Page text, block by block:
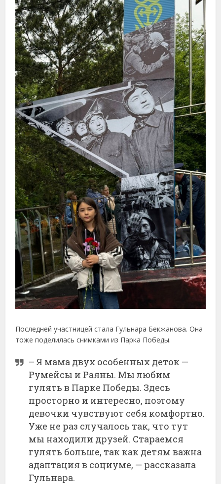
Последней участницей стала Гульнара Бекжанова. Она
тоже поделилась снимками из Парка Победы.
– Я мама двух особенных деток —
Румейсы и Раяны. Мы любим
гулять в Парке Победы. Здесь
просторно и интересно, поэтому
девочки чувствуют себя комфортно.
Уже не раз случалось так, что тут
мы находили друзей. Стараемся
гулять больше, так как детям важна
адаптация в социуме, — рассказала
Гульнара.